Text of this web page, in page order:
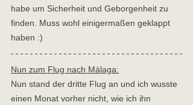
habe um Sicherheit und Geborgenheit zu
finden. Muss wohl einigermaßen geklappt
haben :)
Nun zum Flug nach Málaga:
Nun stand der dritte Flug an und ich wusste
einen Monat vorher nicht, wie ich ihn